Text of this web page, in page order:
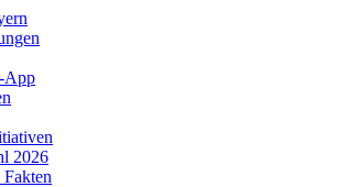
App
2026